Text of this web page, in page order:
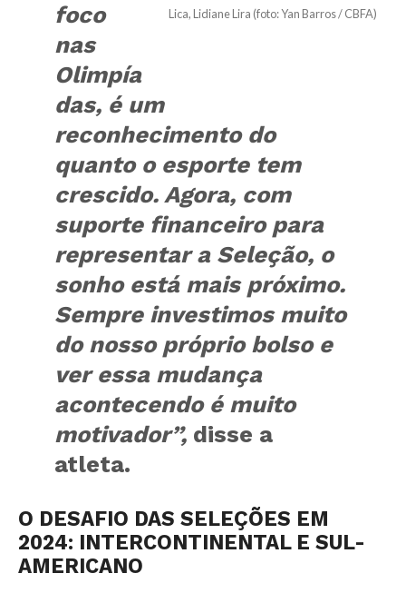
Lica, Lidiane Lira (foto: Yan Barros / CBFA)
foco
nas
Olimpía
das, é um
reconhecimento do
quanto o esporte tem
crescido. Agora, com
suporte financeiro para
representar a Seleção, o
sonho está mais próximo.
Sempre investimos muito
do nosso próprio bolso e
ver essa mudança
acontecendo é muito
motivador”, disse a
atleta.
O DESAFIO DAS SELEÇÕES EM
2024: INTERCONTINENTAL E SUL-
AMERICANO